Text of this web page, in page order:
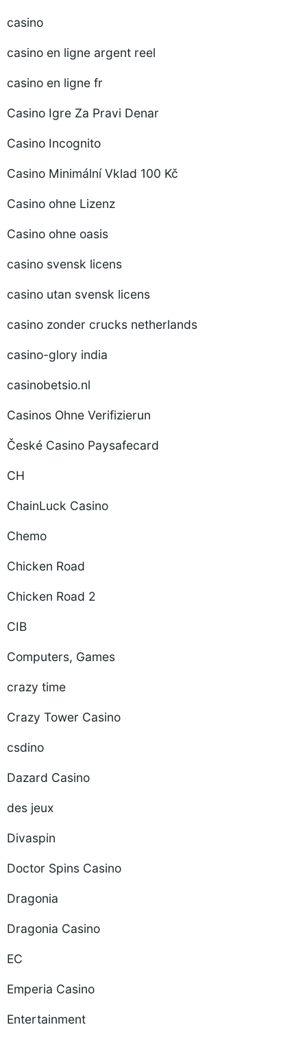
casino
casino en ligne argent reel
casino en ligne fr
Casino Igre Za Pravi Denar
Casino Incognito
Casino Minimální Vklad 100 Kč
Casino ohne Lizenz
Casino ohne oasis
casino svensk licens
casino utan svensk licens
casino zonder crucks netherlands
casino-glory india
casinobetsio.nl
Casinos Ohne Verifizierun
České Casino Paysafecard
CH
ChainLuck Casino
Chemo
Chicken Road
Chicken Road 2
CIB
Computers, Games
crazy time
Crazy Tower Сasino
csdino
Dazard Casino
des jeux
Divaspin
Doctor Spins Casino
Dragonia
Dragonia Casino
EC
Emperia Casino
Entertainment